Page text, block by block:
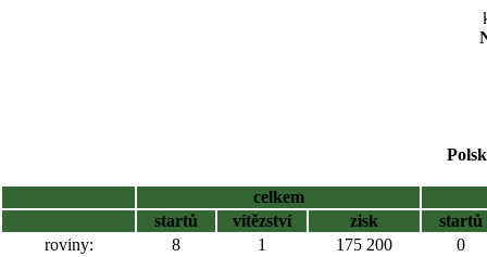
celkem
startů
vítězství zisk
startů
roviny:
8 1 175 200
0